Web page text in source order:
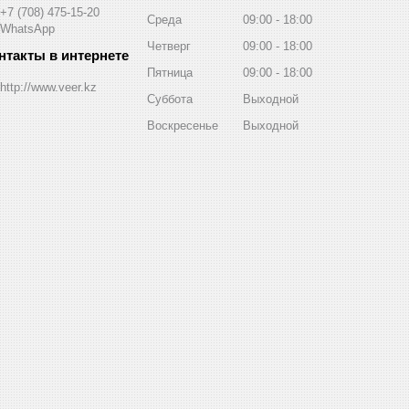
+7 (708) 475-15-20
WhatsApp
http://www.veer.kz
Среда
09:00
18:00
Четверг
09:00
18:00
Пятница
09:00
18:00
Суббота
Выходной
Воскресенье
Выходной